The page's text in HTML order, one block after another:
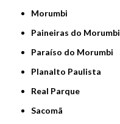
Morumbi
Paineiras do Morumbi
Paraíso do Morumbi
Planalto Paulista
Real Parque
Sacomã